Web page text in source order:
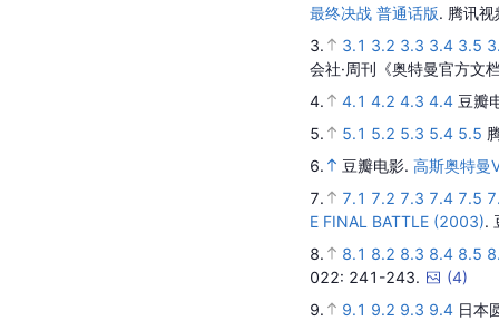
最终决战 普通话版. 腾讯
3.
3.1 3.2 3.3 3.4 3.5
会社·周刊《奥特曼官方文
4.
4.1 4.2 4.3 4.4 豆瓣
5.
5.1 5.2 5.3 5.4 5.5
6.
豆瓣电影. 高斯奥特曼
7.
7.1 7.2 7.3 7.4 7.5
E FINAL BATTLE (2003).
8.
8.1 8.2 8.3 8.4 8.5
022: 241-243. (4)
9.
9.1 9.2 9.3 9.4 日本